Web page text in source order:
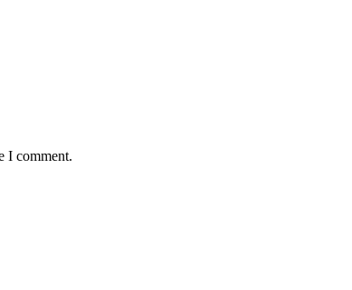
I comment.